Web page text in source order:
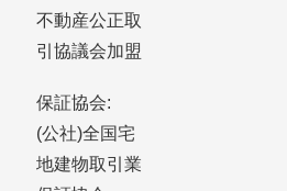
不動産公正取
引協議会加盟
保証協会:
(公社)全国宅
地建物取引業